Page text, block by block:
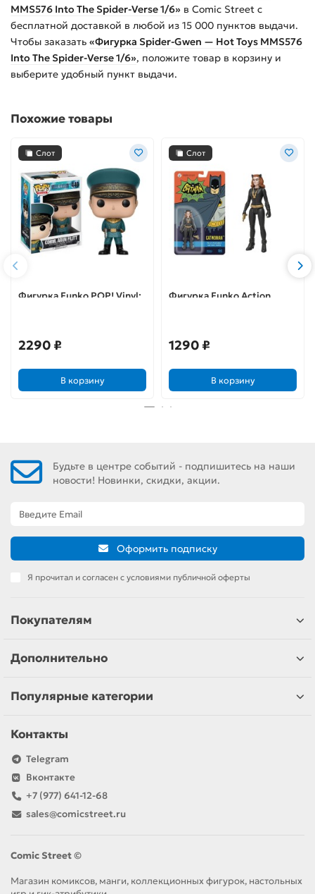
MMS576 Into The Spider-Verse 1/6» в Comic Street с
бесплатной доставкой в любой из 15 000 пунктов выдачи.
Чтобы заказать «Фигурка Spider-Gwen — Hot Toys MMS576
Into The Spider-Verse 1/6», положите товар в корзину и
выберите удобный пункт выдачи.
Похожие товары
Слот
Фигурка Funko POP! Vinyl:
2290 ₽
В корзину
Слот
Фигурка Funko Action
1290 ₽
В корзину
Будьте в центре событий - подпишитесь на наши
новости! Новинки, скидки, акции.
Оформить подписку
Я прочитал и согласен с условиями публичной оферты
Покупателям
Дополнительно
Популярные категории
Контакты
Telegram
Вконтакте
+7 (977) 641-12-68
sales@comicstreet.ru
Comic Street ©
Магазин комиксов, манги, коллекционных фигурок, настольных